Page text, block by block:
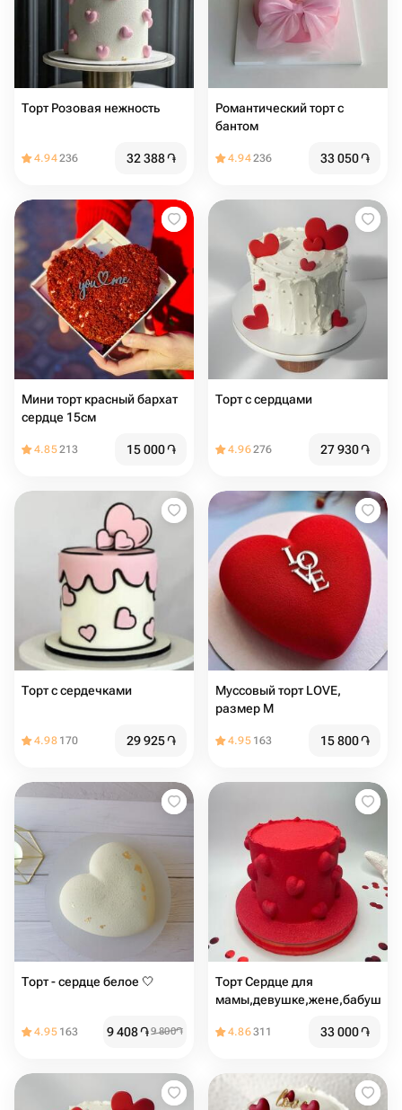
Торт Розовая нежность
4.94236 32 388֏
Романтический торт с
бантом
4.94236 33 050֏
Мини торт красный бархат
сердце 15см
4.85213 15 000֏
Торт с сердцами️
4.96276 27 930֏
Торт с сердечками
4.98 170 29 925֏
Муссовый торт LOVE,
размер М
4.95 163 15 800֏
Торт - сердце белое 🤍
4.95 163 9 408֏9 800֏
Торт Сердце для
мамы,девушке,жене,бабушке
4.86311 33 000֏